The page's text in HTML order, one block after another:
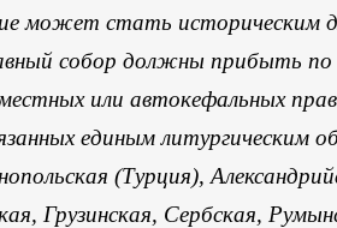
может стать историческим
собор должны прибыть
или автокефальных
единым литургическим
(Турция),
Грузинская, Сербская,